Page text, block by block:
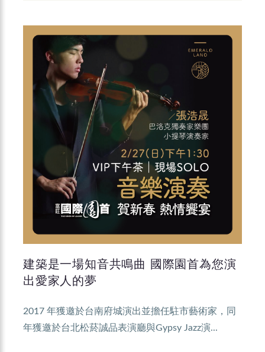
建築是一場知音共鳴曲 國際園首為您演
出愛家人的夢
2017 年獲邀於台南府城演出並擔任駐市藝術家，同
年獲邀於台北松菸誠品表演廳與Gypsy Jazz演...